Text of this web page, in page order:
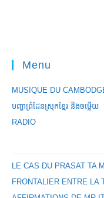
Menu
MUSIQUE DU
បញ្ហាព្រំដែនស្រុកខ្មែរ និងចឞ្លើយ
RADIO
LE CAS DU PRASAT TA
FRONTALIER ENTRE LA